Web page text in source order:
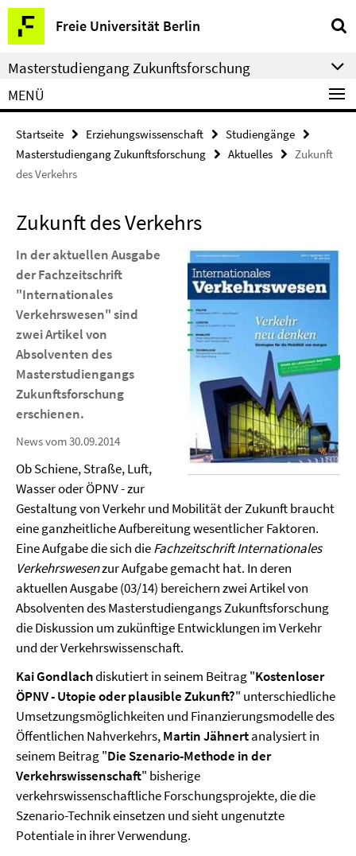
Springe
direkt
zu
Inhalt
Freie Universität Berlin
Service-
Navigation
Masterstudiengang Zukunftsforschung
MENÜ
Startseite Erziehungswissenschaft
Studiengänge
Masterstudiengang Zukunftsforschung
Aktuelles
Zukunft
des Verkehrs
Zukunft des Verkehrs
In der aktuellen Ausgabe
der Fachzeitschrift
"Internationales
Verkehrswesen" sind
zwei Artikel von
Absolventen des
Masterstudiengangs
Zukunftsforschung
erschienen.
News vom 30.09.2014
Ob Schiene, Straße, Luft,
Wasser oder ÖPNV - zur
Gestaltung von Verkehr und Mobilität der Zukunft braucht
eine ganzheitliche Aufbereitung wesentlicher Faktoren.
Eine Aufgabe die sich dieFachzeitschrift Internationales
Verkehrswesenzur Aufgabe gemacht hat. In deren
aktuellen Ausgabe (03/14) bereichern zwei Artikel von
Absolventen des Masterstudiengangs Zukunftsforschung
die Diskussion um zukünftige Entwicklungen im Verkehr
und der Verkehrswissenschaft.
Kai Gondlachdiskutiert in seinem Beitrag "Kostenloser
ÖPNV - Utopie oder plausible Zukunft?" unterschiedliche
Umsetzungsmöglichkeiten und Finanzierungsmodelle des
Öffentlichen Nahverkehrs,Martin Jähnertanalysiert in
seinem Beitrag "Die Szenario-Methode in der
Verkehrswissenschaft" bisherige
verkehrswissenschaftliche Forschungsprojekte, die die
Szenario-Technik einsetzen und sieht ungenutzte
Potentiale in ihrer Verwendung.